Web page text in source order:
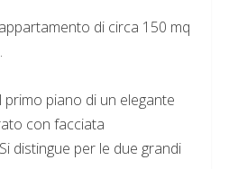
di circa 150 mq
primo piano di un elegante
con facciata
distingue per le due grandi